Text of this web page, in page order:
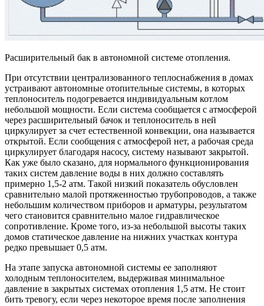
Расширительный бак в автономной системе отопления.
При отсутствии централизованного теплоснабжения в домах
устраивают автономные отопительные системы, в которых
теплоноситель подогревается индивидуальным котлом
небольшой мощности. Если система сообщается с атмосферой
через расширительный бачок и теплоноситель в ней
циркулирует за счет естественной конвекции, она называется
открытой. Если сообщения с атмосферой нет, а рабочая среда
циркулирует благодаря насосу, систему называют закрытой.
Как уже было сказано, для нормального функционирования
таких систем давление воды в них должно составлять
примерно 1,5-2 атм. Такой низкий показатель обусловлен
сравнительно малой протяженностью трубопроводов, а также
небольшим количеством приборов и арматуры, результатом
чего становится сравнительно малое гидравлическое
сопротивление. Кроме того, из-за небольшой высоты таких
домов статическое давление на нижних участках контура
редко превышает 0,5 атм.
На этапе запуска автономной системы ее заполняют
холодным теплоносителем, выдерживая минимальное
давление в закрытых системах отопления 1,5 атм. Не стоит
бить тревогу, если через некоторое время после заполнения